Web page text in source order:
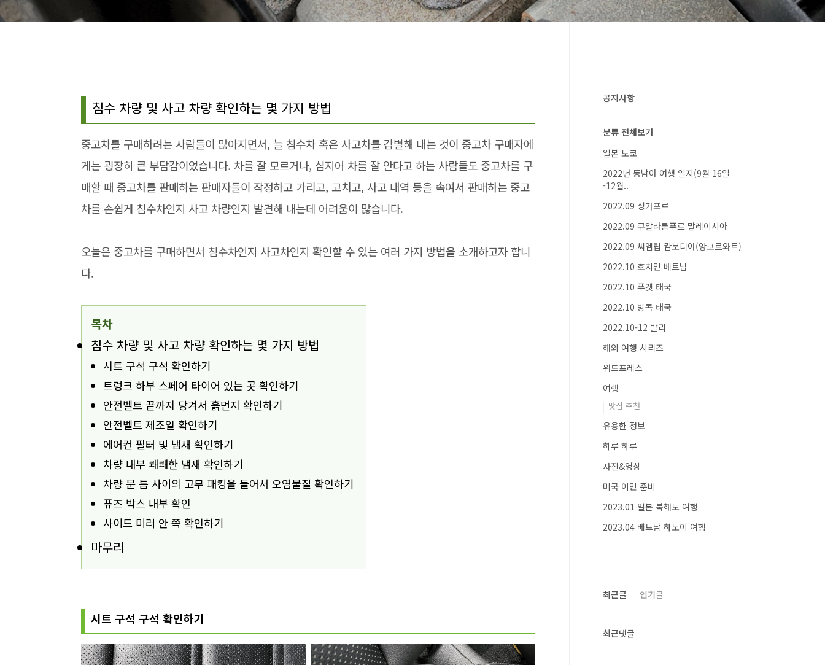
침수 차량 및 사고 차량 확인하는 몇 가지 방법
중고차를 구매하려는 사람들이 많아지면서, 늘 침수차 혹은 사고차를 감별해 내는 것이 중고차 구매자에
게는 굉장히 큰 부담감이었습니다. 차를 잘 모르거나, 심지어 차를 잘 안다고 하는 사람들도 중고차를 구
매할 때 중고차를 판매하는 판매자들이 작정하고 가리고, 고치고, 사고 내역 등을 속여서 판매하는 중고
차를 손쉽게 침수차인지 사고 차량인지 발견해 내는데 어려움이 많습니다.
오늘은 중고차를 구매하면서 침수차인지 사고차인지 확인할 수 있는 여러 가지 방법을 소개하고자 합니
다.
목차
침수 차량 및 사고 차량 확인하는 몇 가지 방법
시트 구석 구석 확인하기
트렁크 하부 스페어 타이어 있는 곳 확인하기
안전벨트 끝까지 당겨서 흙먼지 확인하기
안전벨트 제조일 확인하기
에어컨 필터 및 냄새 확인하기
차량 내부 쾌쾌한 냄새 확인하기
차량 문 틈 사이의 고무 패킹을 들어서 오염물질 확인하기
퓨즈 박스 내부 확인
사이드 미러 안 쪽 확인하기
마무리
시트 구석 구석 확인하기
공지사항
분류 전체보기
일본 도쿄
2022년 동남아 여행 일지(9월 16일
-12월..
2022.09 싱가포르
2022.09 쿠알라룸푸르 말레이시아
2022.09 씨엠립 캄보디아(앙코르와트)
2022.10 호치민 베트남
2022.10 푸켓 태국
2022.10 방콕 태국
2022.10-12 발리
해외 여행 시리즈
워드프레스
여행
맛집 추천
유용한 정보
하루 하루
사진&영상
미국 이민 준비
2023.01 일본 북해도 여행
2023.04 베트남 하노이 여행
최근글 인기글
최근댓글